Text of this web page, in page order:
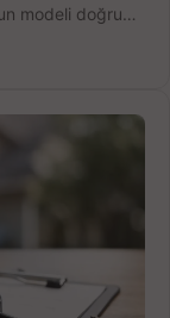
modeli doğru